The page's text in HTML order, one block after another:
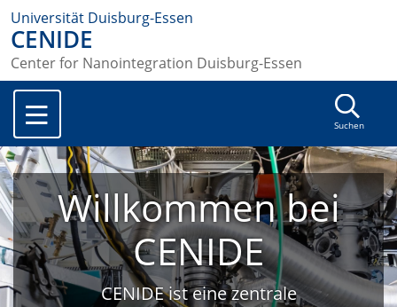
Universität Duisburg-Essen
CENIDE
Center for Nanointegration Duisburg-Essen
Suchen
Willkommen bei
CENIDE
CENIDE ist eine zentrale